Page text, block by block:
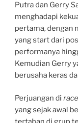
Putra dan Gerry
menghadapi
pertama, dengan
yang start dari
performanya
Kemudian Gerry
berusaha keras
Perjuangan di race
yang sejak awal